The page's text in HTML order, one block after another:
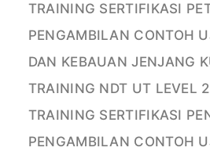
TRAINING SERTIFIKASI
PENGAMBILAN CONTOH
DAN KEBAUAN JENJANG
TRAINING NDT UT LEVEL 2
TRAINING SERTIFIKASI
PENGAMBILAN CONTOH